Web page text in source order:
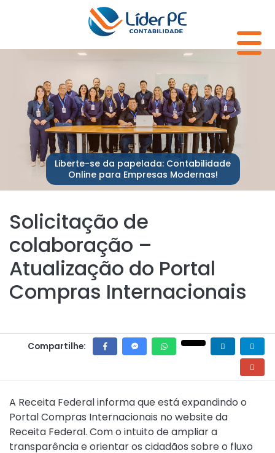
Liberte-se da papelada: Contabilidade
Online para Empresas Modernas!
Solicitação de
colaboração –
Atualização do Portal
Compras Internacionais
Compartilhe:
A Receita Federal informa que está expandindo o
Portal Compras Internacionais no website da
Receita Federal. Com o intuito de ampliar a
transparência e orientar os cidadãos sobre o fluxo